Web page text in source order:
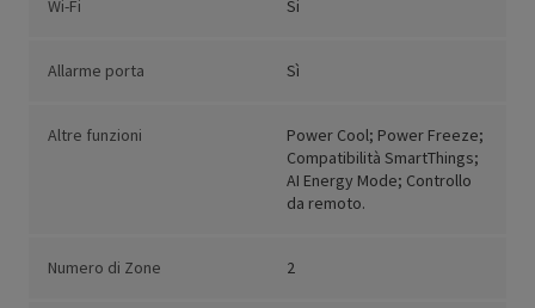
Wi-Fi Si
Allarme porta Sì
Altre funzioni
Power Cool; Power Freeze;
Compatibilità SmartThings;
AI Energy Mode; Controllo
da remoto.
Numero di Zone 2